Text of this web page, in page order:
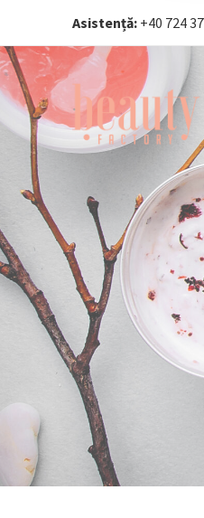
Asistență: +40 724